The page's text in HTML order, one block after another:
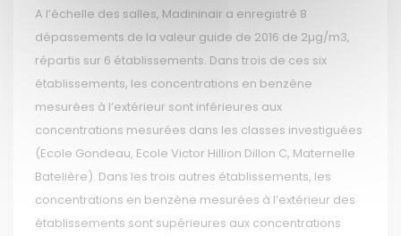
A l’échelle des salles, Madininair a enregistré 8
dépassements de la valeur guide de 2016 de 2µg/m3,
répartis sur 6 établissements. Dans trois de ces six
établissements, les concentrations en benzène
mesurées à l’extérieur sont inférieures aux
concentrations mesurées dans les classes investiguées
(Ecole Gondeau, Ecole Victor Hillion Dillon C, Maternelle
Batelière). Dans les trois autres établissements, les
concentrations en benzène mesurées à l’extérieur des
établissements sont supérieures aux concentrations